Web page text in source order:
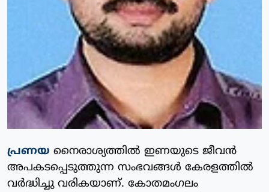
പ്രണയ നൈരാശ്യത്തില്‍ ഇണയുടെ ജീവന്‍
അപകടപ്പെടുത്തുന്ന സംഭവങ്ങള്‍ കേരളത്തില്‍
വര്‍ദ്ധിച്ചു വരികയാണ്. കോതമംഗലം